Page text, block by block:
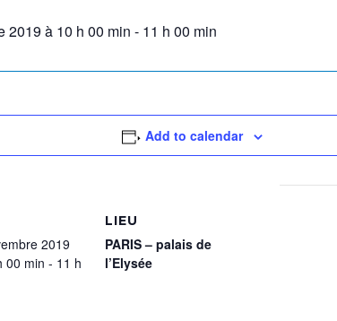
2019 à 10 h 00 min - 11 h 00 min
Add to calendar
2019
00 min - 11 h
LIEU
PARIS – palais de
l’Elysée